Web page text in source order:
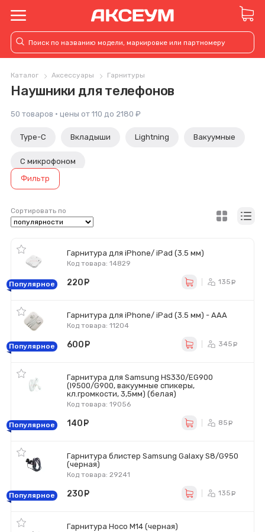
Каталог Аксессуары Гарнитуры
Наушники для телефонов
50 товаров · цены от 110 до 2180 ₽
Type-C Вкладыши Lightning Вакуумные
С микрофоном
Фильтр
Сортировать по
Гарнитура для iPhone/ iPad (3.5 мм)
Код товара: 14829
Популярное 220 135
Гарнитура для iPhone/ iPad (3.5 мм) - AAA
Код товара: 11204
Популярное 600 345
Гарнитура для Samsung HS330/EG900
(I9500/G900, вакуумные спикеры,
кл.громкости, 3,5мм) (белая)
Код товара: 19056
Популярное 140 85
Гарнитура блистер Samsung Galaxy S8/G950
(черная)
Код товара: 29241
Популярное 230 135
Гарнитура Hoco M14 (черная)